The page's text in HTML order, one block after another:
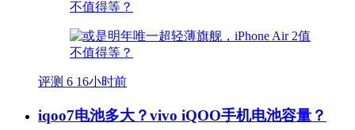
评测 6 16小时前
iqoo7电池多大？vivo iQOO手机电池容量？